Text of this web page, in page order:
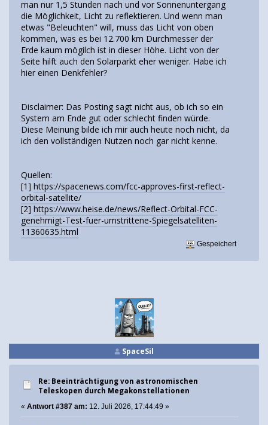
man nur 1,5 Stunden nach und vor Sonnenuntergang
die Möglichkeit, Licht zu reflektieren. Und wenn man
etwas "Beleuchten" will, muss das Licht von oben
kommen, was es bei 12.700 km Durchmesser der
Erde kaum mögilch ist in dieser Höhe. Licht von der
Seite hilft auch den Solarparkt eher weniger. Habe ich
hier einen Denkfehler?
Disclaimer: Das Posting sagt nicht aus, ob ich so ein
System am Ende gut oder schlecht finden würde.
Diese Meinung bilde ich mir auch heute noch nicht, da
ich den vollständigen Nutzen noch gar nicht kenne.
Quellen:
[1] https://spacenews.com/fcc-approves-first-reflect-
orbital-satellite/
[2] https://www.heise.de/news/Reflect-Orbital-FCC-
genehmigt-Test-fuer-umstrittene-Spiegelsatelliten-
11360635.html
Gespeichert
SpaceSil
Re: Beeinträchtigung von astronomischen
Teleskopen durch Megakonstellationen
« Antwort #387 am: 12. Juli 2026, 17:44:49 »